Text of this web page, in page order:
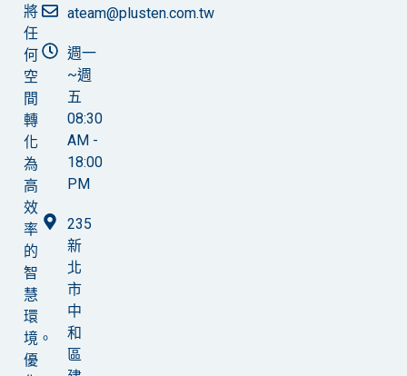
將
任
何
空
間
轉
化
為
高
效
率
的
智
慧
環
境。
優
ateam@plusten.com.tw
週一
~週
五
08:30
AM -
18:00
PM
235
新
北
市
中
和
區